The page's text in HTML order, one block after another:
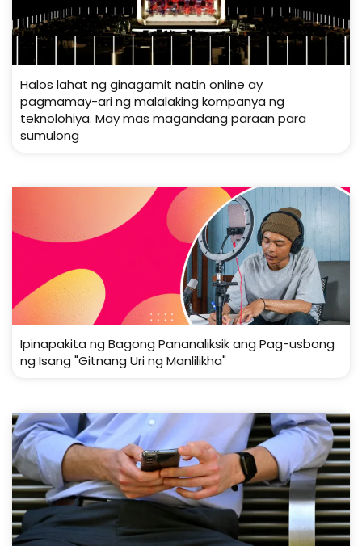
Halos lahat ng ginagamit natin online ay
pagmamay-ari ng malalaking kompanya ng
teknolohiya. May mas magandang paraan para
sumulong
Ipinapakita ng Bagong Pananaliksik ang Pag-usbong
ng Isang "Gitnang Uri ng Manlilikha"